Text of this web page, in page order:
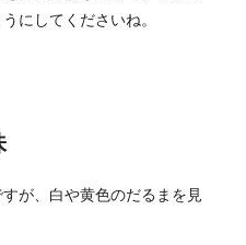
にしてくださいね。
が、白や黄色のだるまを見